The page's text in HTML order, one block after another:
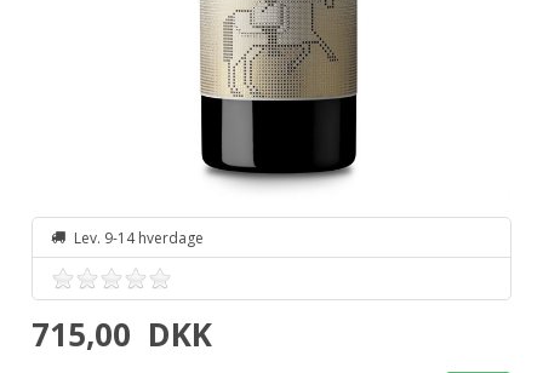
Lev. 9-14 hverdage
715,00 DKK